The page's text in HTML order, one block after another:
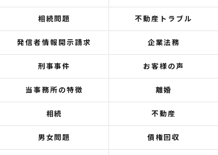
相続問題 不動産トラブル
発信者情報開示請求 企業法務
刑事事件 お客様の声
当事務所の特徴 離婚
相続 不動産
男女問題 債権回収